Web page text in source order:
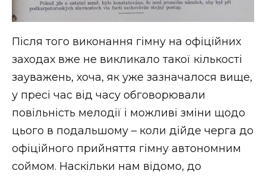
Після того виконання гімну на офіційних
заходах вже не викликало такої кількості
зауважень, хоча, як уже зазначалося вище,
у пресі час від часу обговорювали
повільність мелодії і можливі зміни щодо
цього в подальшому – коли дійде черга до
офіційного прийняття гімну автономним
соймом. Наскільки нам відомо, до